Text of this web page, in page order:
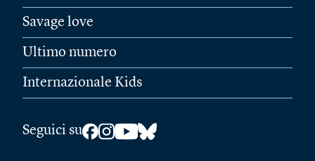
Savage love
Ultimo numero
Internazionale Kids
Seguici su